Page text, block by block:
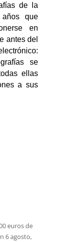
de la
que
en
antes del
se
ellas
a sus
euros de
6 agosto,